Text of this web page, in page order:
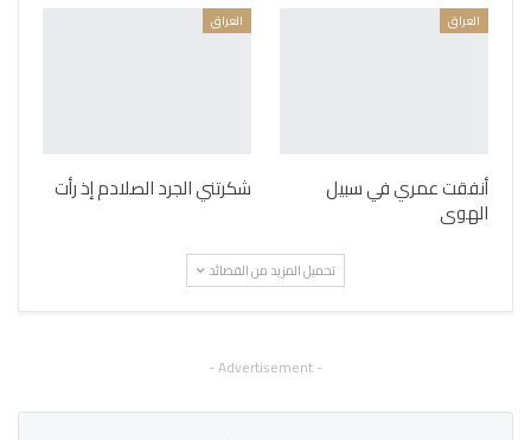
العراق
أنفقت عمري في سبيل
الهوى
العراق
شكرتني الجرد الصلادم إذ رأت
تحميل المزيد من القصائد
- Advertisement -